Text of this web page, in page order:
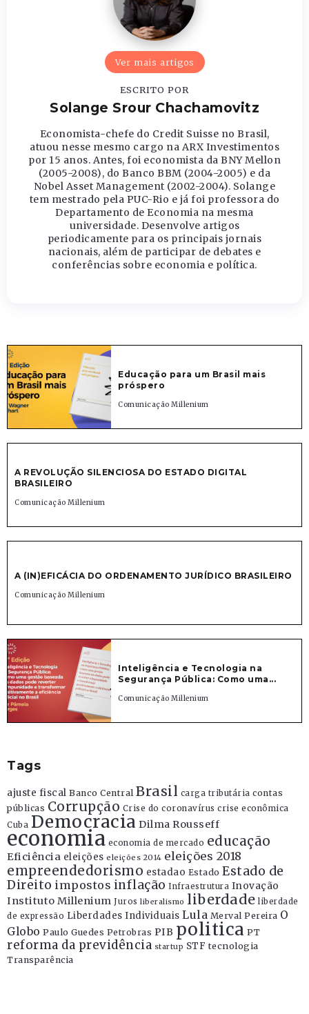
Ver mais artigos
ESCRITO POR
Solange Srour Chachamovitz
Economista-chefe do Credit Suisse no Brasil,
atuou nesse mesmo cargo na ARX Investimentos
por 15 anos. Antes, foi economista da BNY Mellon
(2005-2008), do Banco BBM (2004-2005) e da
Nobel Asset Management (2002-2004). Solange
tem mestrado pela PUC-Rio e já foi professora do
Departamento de Economia na mesma
universidade. Desenvolve artigos
periodicamente para os principais jornais
nacionais, além de participar de debates e
conferências sobre economia e política.
Educação para um Brasil mais
próspero
Comunicação Millenium
A REVOLUÇÃO SILENCIOSA DO ESTADO DIGITAL
BRASILEIRO
Comunicação Millenium
A (IN)EFICÁCIA DO ORDENAMENTO JURÍDICO BRASILEIRO
Comunicação Millenium
Inteligência e Tecnologia na
Segurança Pública: Como uma...
Comunicação Millenium
Tags
ajuste fiscal Banco Central Brasil carga tributária contas
públicas Corrupção Crise do coronavírus crise econômica
Cuba Democracia Dilma Rousseff
economia economia de mercado educação
Eficiência eleições eleições 2014 eleições 2018
empreendedorismo estadao Estado Estado de
Direito impostos inflação Infraestrutura Inovação
Instituto Millenium Juros liberalismo liberdade liberdade
de expressão Liberdades Individuais Lula Merval Pereira O
Globo Paulo Guedes Petrobras PIB politica PT
reforma da previdência startup STF tecnologia
Transparência